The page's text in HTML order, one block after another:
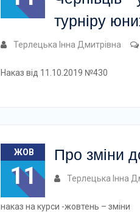
турніру
Терлецька Інна Дмитрівна
Наказ від 11.10.2019 №430
ЖОВ
11
Про зміни
Терлецька Інна
наказ на курси -жовтень – зміни